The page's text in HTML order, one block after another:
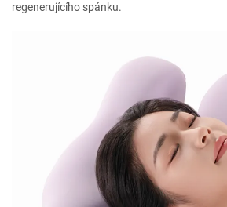
regenerujícího spánku.